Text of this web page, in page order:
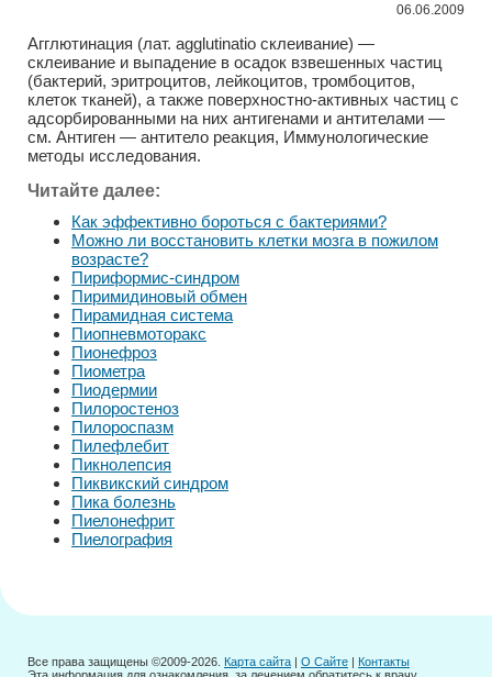
06.06.2009
Агглютинация (лат. agglutinatio склеивание) —
склеивание и выпадение в осадок взвешенных частиц
(бактерий, эритроцитов, лейкоцитов, тромбоцитов,
клеток тканей), а также поверхностно-активных частиц с
адсорбированными на них антигенами и антителами —
см. Антиген — антитело реакция, Иммунологические
методы исследования.
Читайте далее:
Как эффективно бороться с бактериями?
Можно ли восстановить клетки мозга в пожилом
возрасте?
Пириформис-синдром
Пиримидиновый обмен
Пирамидная система
Пиопневмоторакс
Пионефроз
Пиометра
Пиодермии
Пилоростеноз
Пилороспазм
Пилефлебит
Пикнолепсия
Пиквикский синдром
Пика болезнь
Пиелонефрит
Пиелография
Все права защищены ©2009-2026. Карта сайта | О Сайте | Контакты